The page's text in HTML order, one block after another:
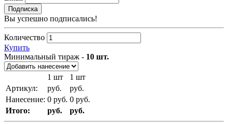
Подписка
Вы успешно подписались!
Количество
Купить
Минимальный тираж - 10 шт.
1 шт 1 шт
Артикул:
руб.
руб.
Нанесение: 0 руб. 0 руб.
Итого:
руб. руб.